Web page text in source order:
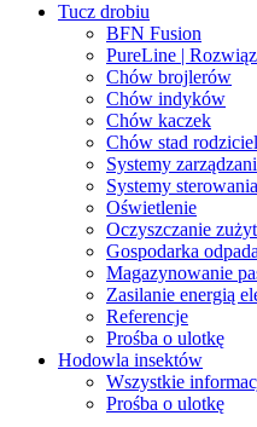
Tucz drobiu
BFN Fusion
PureLine |
Chów brojlerów
Chów indyków
Chów kaczek
Chów stad
Systemy
Systemy
Oświetlenie
Oczyszczanie
Gospodarka
Magazynowanie
Zasilanie energią
Referencje
Prośba o ulotkę
Hodowla insektów
Wszystkie
Prośba o ulotkę